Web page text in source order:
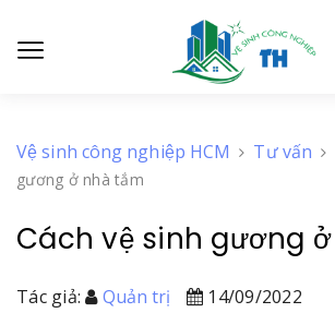
Vệ sinh công nghiệp HCM Tư vấn
gương ở nhà tắm
Cách vệ sinh gương
Tác giả: Quản trị
14/09/2022